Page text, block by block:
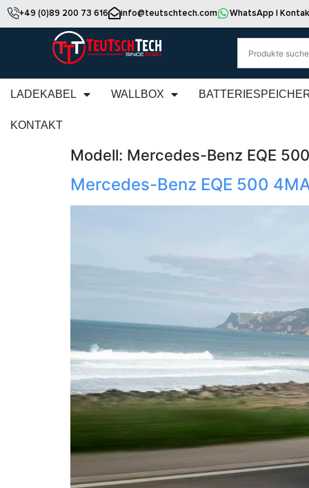
+49 (0)89 200 73 616 info@teutschtech.com WhatsApp |
LADEKABEL WALLBOX
KONTAKT
Modell: Mercedes-Benz EQE 500
Mercedes-Benz EQE 500